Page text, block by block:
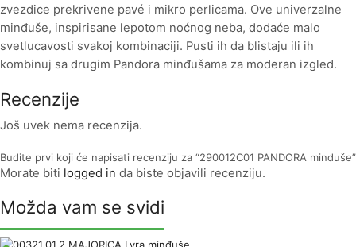
zvezdice prekrivene pavé i mikro perlicama. Ove univerzalne
minđuše, inspirisane lepotom noćnog neba, dodaće malo
svetlucavosti svakoj kombinaciji. Pusti ih da blistaju ili ih
kombinuj sa drugim Pandora minđušama za moderan izgled.
Recenzije
Još uvek nema recenzija.
Budite prvi koji će napisati recenziju za “290012C01 PANDORA minduše”
Morate biti logged in da biste objavili recenziju.
Možda vam se svidi